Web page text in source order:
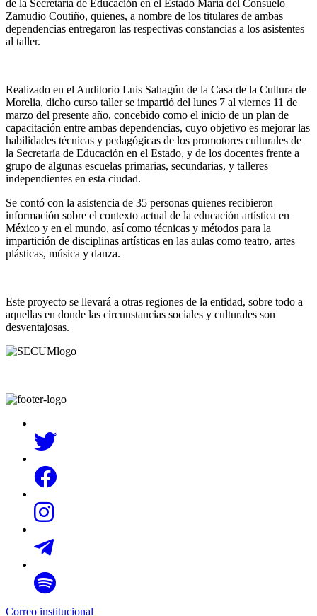
de la Secretaría de Educación en el Estado María del Consuelo
Zamudio Coutiño, quienes, a nombre de los titulares de ambas
dependencias entregaron las respectivas constancias a los asistentes
al taller.
Realizado en el Auditorio Luis Sahagún de la Casa de la Cultura de
Morelia, dicho curso taller se impartió del lunes 7 al viernes 11 de
marzo del presente año, concebido como el inicio de un plan de
capacitación entre ambas dependencias, cuyo objetivo es mejorar las
habilidades técnicas y pedagógicas de los promotores culturales de
la Secretaría de Educación en el Estado, y de los docentes frente a
grupo de algunas escuelas primarias, secundarias, y talleres
independientes en esta ciudad.
Se contó con la asistencia de 35 personas quienes recibieron
información sobre el contexto actual de la educación artística en
México y en el mundo, así como técnicas y métodos para la
impartición de disciplinas artísticas en las aulas como teatro, artes
plásticas, música y danza.
Este proyecto se llevará a otras regiones de la entidad, sobre todo a
aquellas en donde las circunstancias sociales y culturales son
desventajosas.
Correo institucional